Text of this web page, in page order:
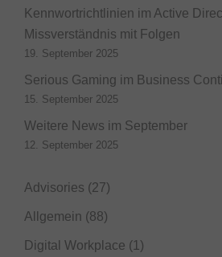
Kennwortrichtlinien im Active
Missverständnis mit Folgen
19. September 2025
Serious Gaming im Business
15. September 2025
Weitere News im September
12. September 2025
Advisories (27)
Allgemein (88)
Digital Workplace (1)